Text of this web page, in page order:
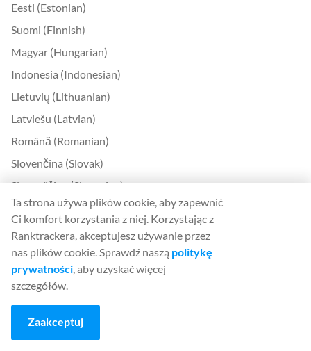
Eesti (Estonian)
Suomi (Finnish)
Magyar (Hungarian)
Indonesia (Indonesian)
Lietuvių (Lithuanian)
Latviešu (Latvian)
Română (Romanian)
Slovenčina (Slovak)
Slovenščina (Slovenian)
Українська (Ukrainian)
한국어 (Korean)
Bokmål (Norwegian)
Kontakt
Kontakt
O nas
Ta strona używa plików cookie, aby zapewnić
Ci komfort korzystania z niej. Korzystając z
Ranktrackera, akceptujesz używanie przez
nas plików cookie. Sprawdź naszą politykę
prywatności, aby uzyskać więcej
szczegółów.
Zaakceptuj